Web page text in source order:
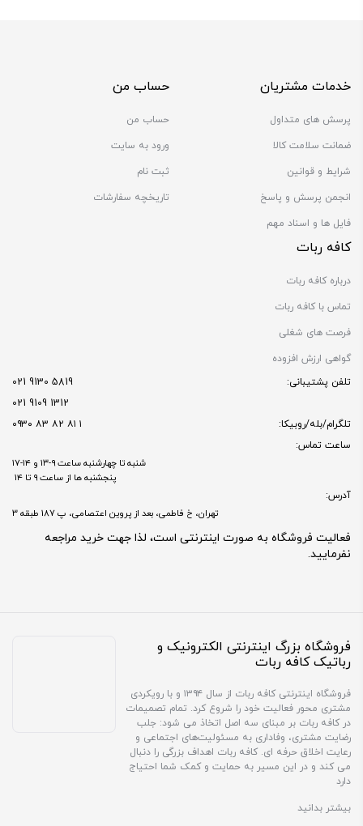
خدمات مشتریان
پرسش های متداول
ضمانت سلامت کالا
شرایط و قوانین
انجمن پرسش و پاسخ
فایل ها و اسناد مهم
حساب من
حساب من
ورود به سایت
ثبت نام
تاریخچه سفارشات
کافه ربات
درباره کافه ربات
تماس با کافه ربات
فرصت های شغلی
گواهی ارزش افزوده
تلفن پشتیبانی:
5819 9130 021
1312 9109 021
تلگرام/بله/روبیکا:
۱ ۸۱ ۸۲ ۸۳ ۰۹۳۰
ساعت تماس:
شنبه تا چهارشنبه ساعت ۹-۱۳ و ۱۴-۱۷
پنجشنبه ها از ساعت ۹ تا ۱۴
آدرس:
تهران، خ فاطمی، بعد از پروین اعتصامی، پ 187 طبقه 3
فعالیت فروشگاه به صورت اینترنتی است، لذا جهت خرید مراجعه
نفرمایید.
فروشگاه بزرگ اینترنتی الکترونیک و
رباتیک کافه ربات
فروشگاه اینترنتی کافه ربات از سال ۱۳۹۴ و با رویکردی
مشتری محور فعالیت خود را شروع کرد. تمام تصمیمات
در کافه ربات بر مبنای سه اصل اتخاذ می شود: جلب
رضایت مشتری، وفاداری به مسئولیت‌های اجتماعی و
رعایت اخلاق حرفه ای. کافه ربات اهداف بزرگی را دنبال
می کند و در این مسیر به حمایت و کمک شما احتیاج
دارد
بیشتر بدانید